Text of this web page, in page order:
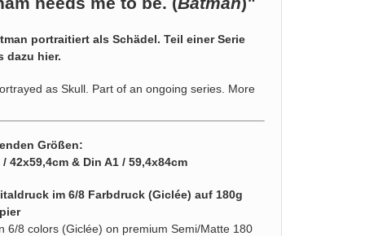
portraitiert als Schädel. Teil einer Serie
dazu hier.
as Skull. Part of an ongoing series. More
Größen:
42x59,4cm & Din A1 / 59,4x84cm
im 6/8 Farbdruck (Giclée) auf 180g
6/8 colors (Giclée) on premium Semi/Matte 180